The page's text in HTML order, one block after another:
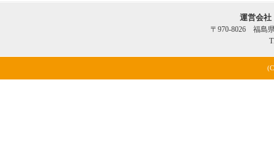
運営会
〒970-8026 福島